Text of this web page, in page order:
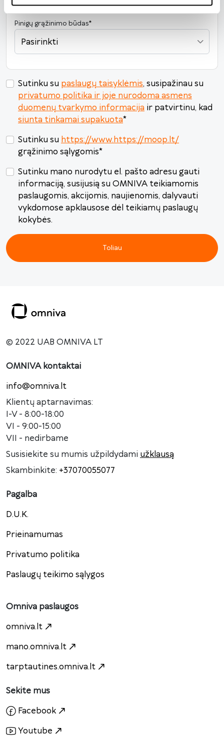
10 11 12 13 14 15 16
17 18 19 20 21 22 23
24 25 26 27 28
2 5
Pinigų grąžinimo būdas*
Pasirinkti
Sutinku su paslaugų taisyklėmis, susipažinau su
privatumo politika ir joje nurodoma asmens
duomenų tvarkymo informacija ir patvirtinu, kad
siunta tinkamai supakuota*
Sutinku su https://www.https://moop.lt/
grąžinimo sąlygomis*
Sutinku mano nurodytu el. pašto adresu gauti
informaciją, susijusią su OMNIVA teikiamomis
paslaugomis, akcijomis, naujienomis, dalyvauti
vykdomose apklausose dėl teikiamų paslaugų
kokybės.
Toliau
© 2022 UAB OMNIVA LT
OMNIVA kontaktai
info@omniva.lt
Klientų aptarnavimas:
I-V - 8:00-18:00
VI - 9:00-15:00
VII - nedirbame
Susisiekite su mumis užpildydami užklausą
Skambinkite: +37070055077
Pagalba
D.U.K.
Prieinamumas
Privatumo politika
Paslaugų teikimo sąlygos
Omniva paslaugos
omniva.lt
mano.omniva.lt
tarptautines.omniva.lt
Sekite mus
Facebook
Youtube